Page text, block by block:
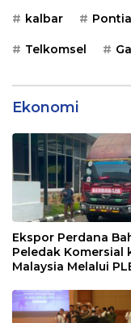
kalbar
Telkomsel
Ekonomi
Ekspor Perdana
Peledak Komersial
Malaysia Melalui